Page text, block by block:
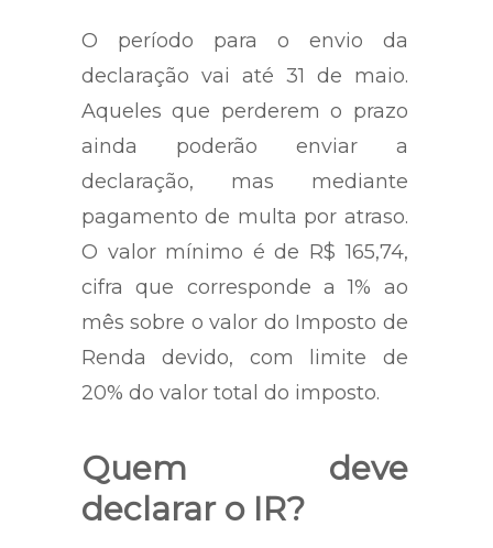
O período para o envio da
declaração vai até 31 de maio.
Aqueles que perderem o prazo
ainda poderão enviar a
declaração, mas mediante
pagamento de multa por atraso.
O valor mínimo é de R$ 165,74,
cifra que corresponde a 1% ao
mês sobre o valor do Imposto de
Renda devido, com limite de
20% do valor total do imposto.
Quem deve
declarar o IR?